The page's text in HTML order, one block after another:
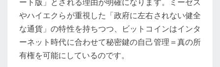
価
値
保
存
手
ート版」とされる理由が明確になります。ミーゼス
やハイエクらが重視した「政府に左右されない健全
な通貨」の特性を持ちつつ、ビットコインはインタ
ーネット時代に合わせて秘密鍵の自己管理＝真の所
有権を可能にしているのです。